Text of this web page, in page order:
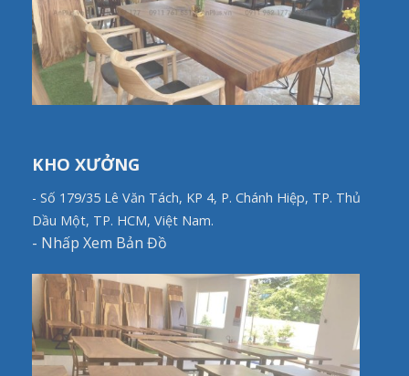
KHO XƯỞNG
- Số 179/35 Lê Văn Tách, KP 4, P. Chánh Hiệp, TP. Thủ
Dầu Một, TP. HCM, Việt Nam.
- Nhấp Xem Bản Đồ